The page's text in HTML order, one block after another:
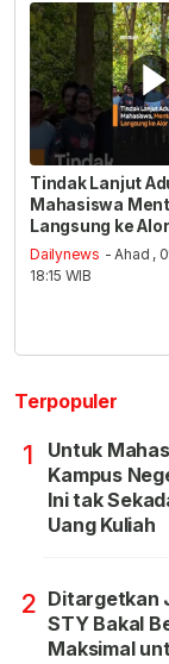
Tindak Lanjut
Mahasiswa
Langsung ke Alor
Dailynews - Ahad ,
18:15 WIB
Terpopuler
1
Untuk
Kampus
Ini tak
Uang Kuliah
2 Ditargetkan
STY Bakal
Maksimal